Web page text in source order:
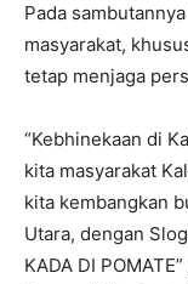
Pada
masyarakat,
tetap menjaga
“Kebhinekaan di
kita masyarakat
kita kembangkan
Utara, dengan
KADA DI